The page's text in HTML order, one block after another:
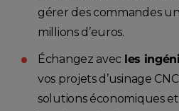
gérer des commandes
millions d’euros.
Échangez avec les
vos projets d’usinage
solutions économiques